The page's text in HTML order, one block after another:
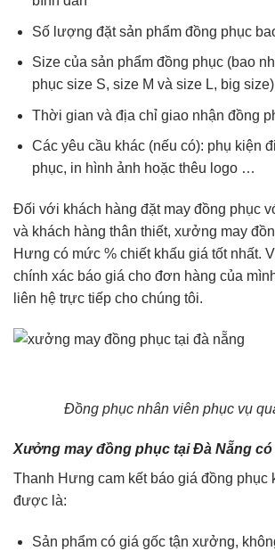
Số lượng đặt sản phẩm đồng phục
Size của sản phẩm đồng phục (bao
phục size S, size M và size L, big size)
Thời gian và địa chỉ giao nhận đồng
Các yêu cầu khác (nếu có): phụ kiện
phục, in hình ảnh hoặc thêu logo …
Đối với khách hàng đặt may đồng phục
và khách hàng thân thiết, xưởng may
Hưng có mức % chiết khấu giá tốt nhất.
chính xác báo giá cho đơn hàng của
liên hệ trực tiếp cho chúng tôi.
Đồng phục nhân viên phục vụ
Xưởng may đồng phục tại Đà Nẵng
Thanh Hưng cam kết báo giá đồng phục
được là:
Sản phẩm có giá gốc tận xưởng,